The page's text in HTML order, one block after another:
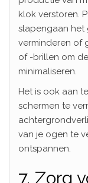
klok verstoren.
slapengaan het
verminderen of
of -brillen om
minimaliseren.
Het is ook aan
schermen te
van je ogen te
ontspannen.
7. Zorg